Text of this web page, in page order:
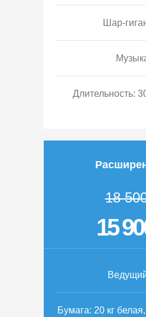
Шар-
Длительность:
18
15
Бумага: 20 кг